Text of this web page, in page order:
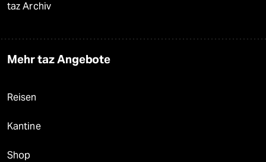
taz Archiv
Mehr taz Angebote
Reisen
Kantine
Shop